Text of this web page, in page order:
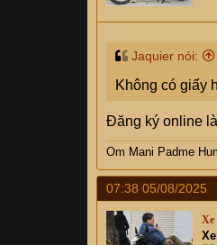
Jaquier nói:
Không có giấy
Đăng ký online
Om Mani Padme
07:38 05/08/2025
Xe